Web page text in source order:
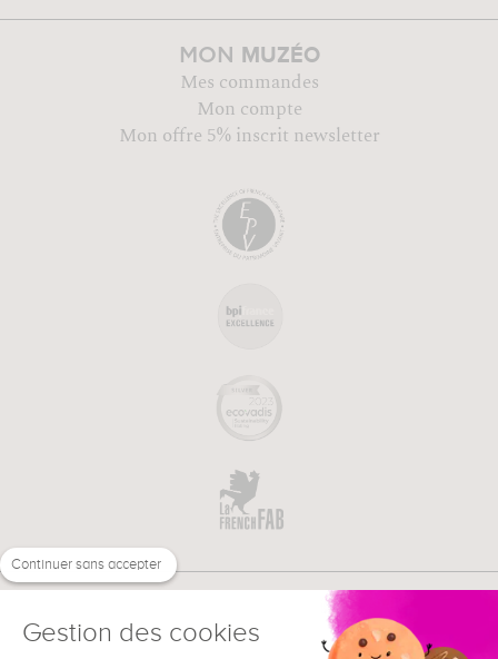
MON MUZÉO
Mes commandes
Mon compte
Mon offre 5% inscrit newsletter
Continuer sans accepter
Gestion des cookies